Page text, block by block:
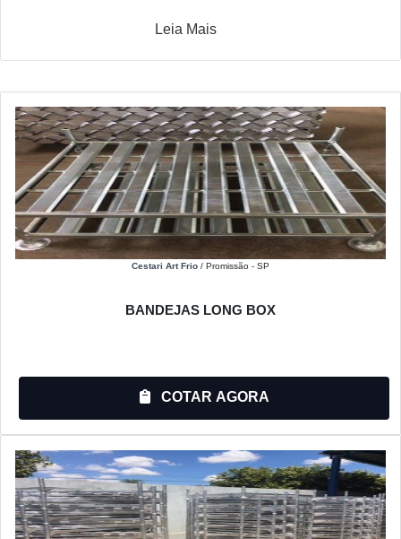
Leia Mais
Cestari Art Frio / Promissão - SP
BANDEJAS LONG BOX
COTAR AGORA